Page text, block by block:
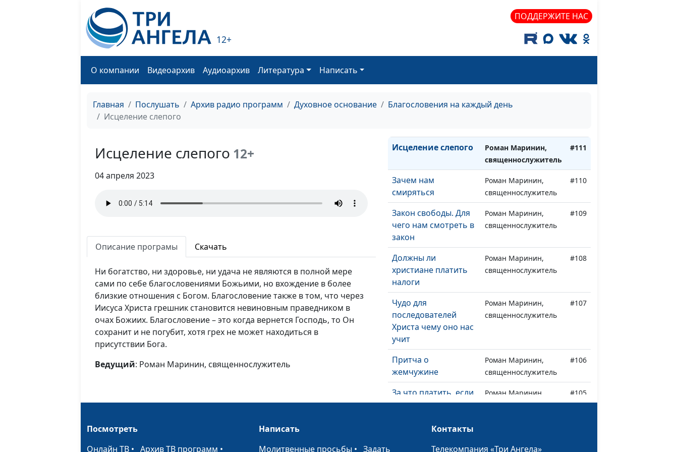
12+
ПОДДЕРЖИТЕ НАС
О компании Видеоархив Аудиоархив Литература Написать
Главная Послушать Архив радио программ Духовное основание
Благословения на каждый день
Исцеление слепого
Исцеление слепого 12+
04 апреля 2023
Описание програмы Скачать
Ни богатство, ни здоровье, ни удача не являются в полной мере
сами по себе благословениями Божьими, но вхождение в более
близкие отношения с Богом. Благословение также в том, что через
Иисуса Христа грешник становится невиновным праведником в
очах Божиих. Благословение – это когда вернется Господь, то Он
сохранит и не погубит, хотя грех не может находиться в
присутствии Бога.
Ведущий: Роман Маринин, священнослужитель
Роман Маринин,
#115
Обращение Закхея
Роман Маринин,
#113
Исцеление слепого
Роман Маринин,
священнослужитель
#111
Зачем нам
смиряться
Роман Маринин,
священнослужитель
#110
Закон свободы. Для
чего нам смотреть в
закон
Роман Маринин,
священнослужитель
#109
Должны ли
христиане платить
налоги
Роман Маринин,
священнослужитель
#108
Чудо для
последователей
Христа чему оно нас
учит
Роман Маринин,
священнослужитель
#107
Притча о
жемчужине
Роман Маринин,
священнослужитель
#106
За что платить, если
оно не ценно
Роман Маринин,
священнослужитель
#105
Особый опыт с
Посмотреть
Онлайн ТВ • Архив ТВ программ •
Написать
Молитвенные просьбы •Задать
Контакты
Телекомпания «Три Ангела»